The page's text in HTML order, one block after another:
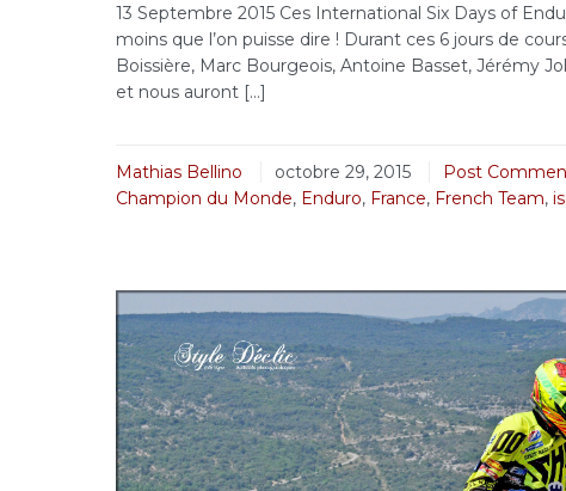
13 Septembre 2015 Ces International Six Days of
moins que l’on puisse dire ! Durant ces 6 jours de
Boissière, Marc Bourgeois, Antoine Basset, Jérémy
et nous auront […]
Mathias Bellino octobre 29, 2015 Post
Champion du Monde, Enduro, France, French Team,